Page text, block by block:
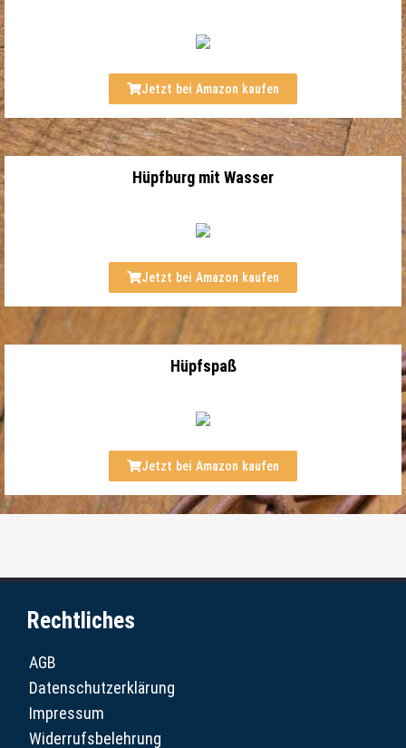
Jetzt bei Amazon kaufen
Hüpfburg mit Wasser
Jetzt bei Amazon kaufen
Hüpfspaß
Jetzt bei Amazon kaufen
Rechtliches
AGB
Datenschutzerklärung
Impressum
Widerrufsbelehrung